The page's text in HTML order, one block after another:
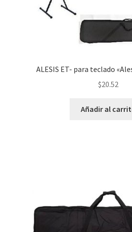
ALESIS ET- para teclado
$20.52
Añadir al